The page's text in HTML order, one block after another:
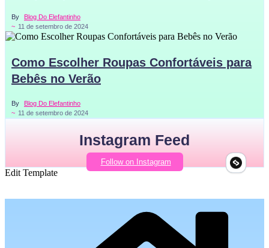
By
Blog Do Elefantinho
~ 11 de setembro de 2024
Como Escolher Roupas Confortáveis para
Bebês no Verão
By
Blog Do Elefantinho
~ 11 de setembro de 2024
Instagram Feed
Follow on Instagram
Edit Template